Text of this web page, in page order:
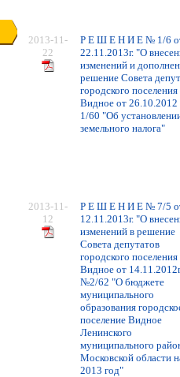
2013-11-
22
Р Е Ш Е Н И Е № 1/6
22.11.2013г. "О
изменений и
решение Совета
городского поселения
Видное от 26.10.2012
1/60 "Об
земельного налога"
2013-11-
12
Р Е Ш Е Н И Е № 7/5
12.11.2013г. "О
изменений в решение
Совета депутатов
городского поселения
Видное от
№2/62 "О бюджете
муниципального
образования
поселение Видное
Ленинского
муниципального
Московской области
2013 год"